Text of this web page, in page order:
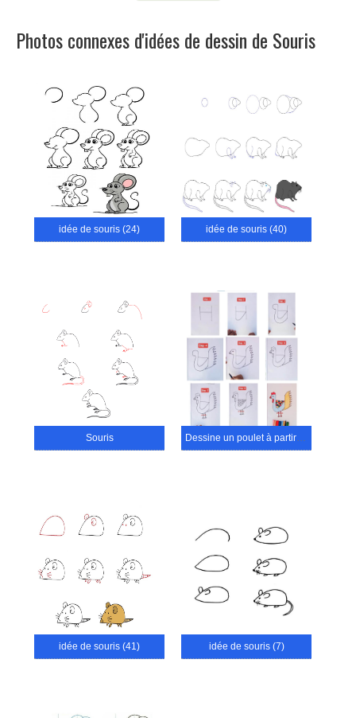
Photos connexes d'idées de dessin de Souris
idée de souris (24) idée de souris (40)
Souris Dessine un poulet à partir de la lettre H
idée de souris (41) idée de souris (7)